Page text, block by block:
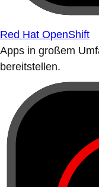
Red Hat OpenShift
Apps in großem
bereitstellen.